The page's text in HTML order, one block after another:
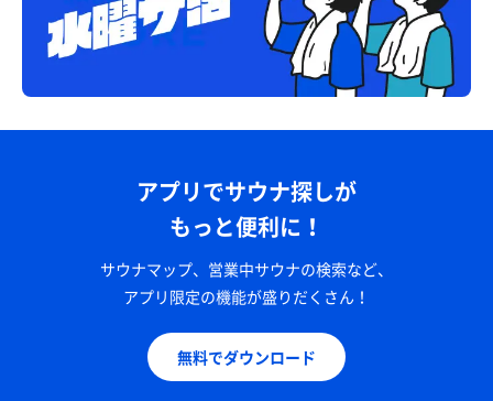
アプリでサウナ探しが
もっと便利に！
サウナマップ、営業中サウナの検索など、
アプリ限定の機能が盛りだくさん！
無料でダウンロード